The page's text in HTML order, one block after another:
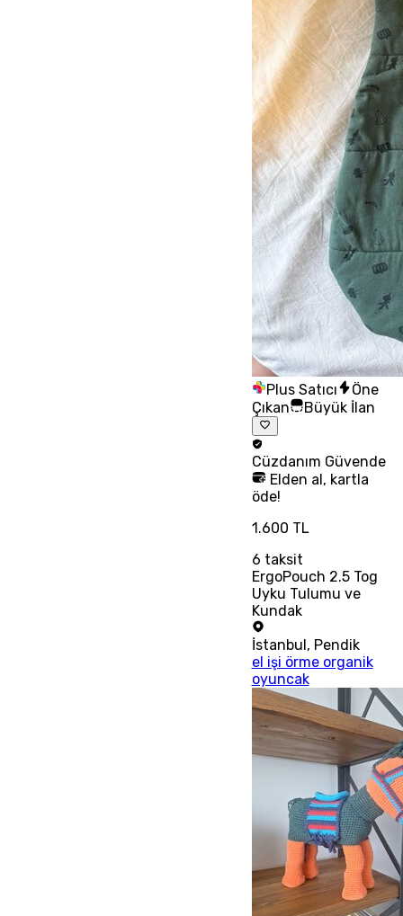
Plus Satıcı
Öne
Çıkan
Büyük İlan
Cüzdanım Güvende
Elden al, kartla
öde!
1.600 TL
6 taksit
ErgoPouch 2.5 Tog
Uyku Tulumu ve
Kundak
İstanbul, Pendik
el işi örme organik
oyuncak